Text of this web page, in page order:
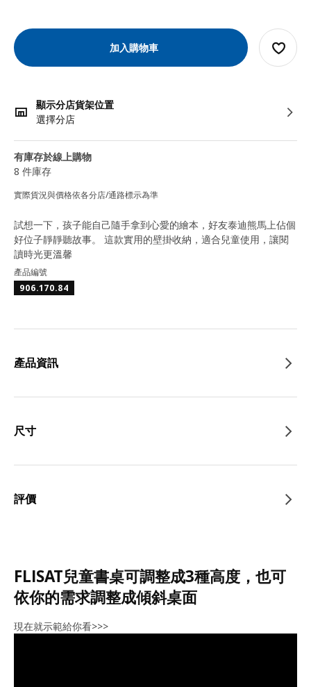
加入購物車
顯示分店貨架位置
選擇分店
有庫存於線上購物
8 件庫存
實際貨況與價格依各分店/通路標示為準
試想一下，孩子能自己隨手拿到心愛的繪本，好友泰迪熊馬上佔個
好位子靜靜聽故事。 這款實用的壁掛收納，適合兒童使用，讓閱
讀時光更溫馨
產品編號
906.170.84
產品資訊
尺寸
評價
FLISAT兒童書桌可調整成3種高度，也可
依你的需求調整成傾斜桌面
現在就示範給你看>>>